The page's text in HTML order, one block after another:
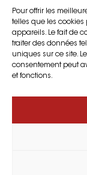
Pour offrir les
telles que les
appareils. Le fait de
traiter des données
uniques sur ce site.
consentement peut
et fonctions.
Presse